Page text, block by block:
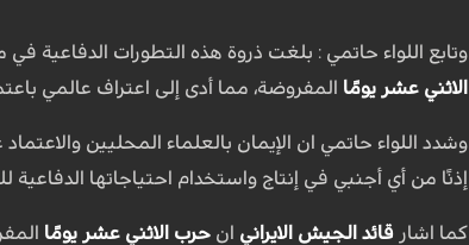
وتابع اللواء حاتمي : بلغت ذروة هذه التطورات الدفاعية
الاثني عشر يومًا المفروضة، مما أدى إلى اعتراف عالمي
وشدد اللواء حاتمي ان الإيمان بالعلماء المحليين
إذنًا من أي أجنبي في إنتاج واستخدام احتياجاتها
كما اشار قائد الجيش الايراني ان حرب الاثني عشر يومًا